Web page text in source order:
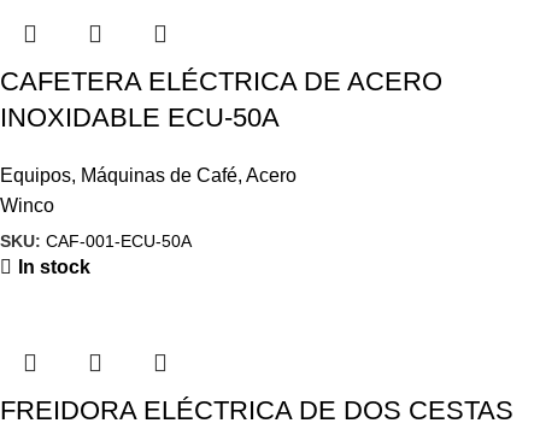
CAFETERA ELÉCTRICA DE ACERO
INOXIDABLE ECU-50A
Equipos, Máquinas de Café, Acero
Winco
SKU: CAF-001-ECU-50A
In stock
FREIDORA ELÉCTRICA DE DOS CESTAS